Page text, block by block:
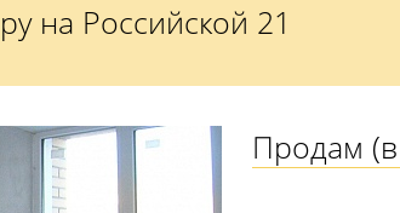
на Российской 21
Продам